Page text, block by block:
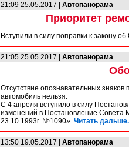
21:09 25.05.2017 | Автопанорама
Приоритет
Вступили в силу поправки к закону
21:05 25.05.2017 | Автопанорама
Отсутствие опознавательных знаков
автомобиль нельзя.
С 4 апреля вступило в силу
изменений в Постановление Совета
23.10.1993г. №1090». Читать
13:50 19.05.2017 | Автопанорама